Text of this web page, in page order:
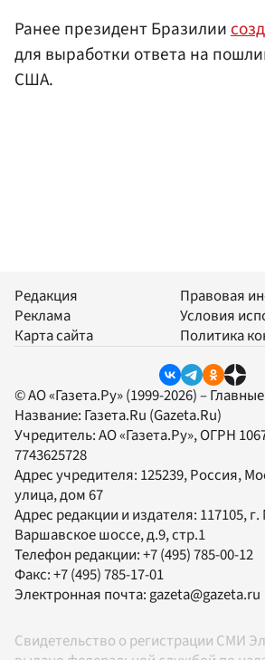
Ранее президент Бразилии
для выработки ответа на
США.
Редакция
Реклама
Карта сайта
Правовая
Условия
Политика
© АО «Газета.Ру» (1999-2026) –
Название: Газета.Ru (Gazeta.Ru)
Учредитель:АО «Газета.Ру», ОГРН
7743625728
Адрес учредителя: 125239, Россия,
улица, дом 67
Адрес редакции и издателя: 117105, г.
Варшавское шоссе, д.9, стр.1
Телефон редакции:+7 (495) 785-00-12
Факс:+7 (495) 785-17-01
Электронная почта:gazeta@gazeta.ru
Свидетельство о регистрации СМИ